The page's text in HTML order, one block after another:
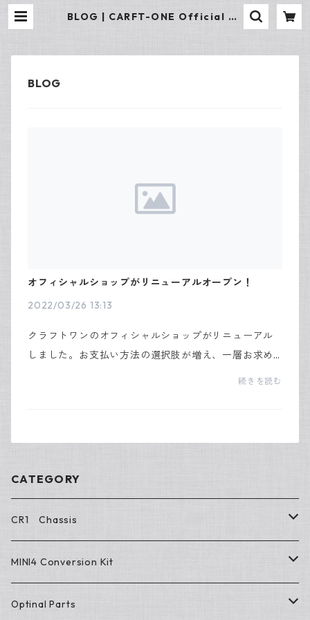
BLOG | CARFT-ONE Official Sh
オフィシャルショップがリニューアルオープン！
2022/03/26 13:13
クラフトワンのオフィシャルショップがリニューアル
しました。お支払い方法の選択肢が増え、一層お求め
安くなりました。今後共、宜しくお願い申し上げま
続きを読む
CATEGORY
CR1 Chassis
Chassis Kit
Repair Parts
MINI4 Conversion Kit
Conversion Kit
Optinal Parts